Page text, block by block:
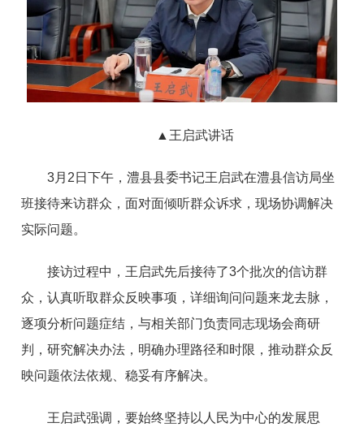
▲ 王启武讲话
3月2日下午，澧县县委书记王启武在澧县信访局坐
班接待来访群众，面对面倾听群众诉求，现场协调解决
实际问题。
接访过程中，王启武先后接待了3个批次的信访群
众，认真听取群众反映事项，详细询问问题来龙去脉，
逐项分析问题症结，与相关部门负责同志现场会商研
判，研究解决办法，明确办理路径和时限，推动群众反
映问题依法依规、稳妥有序解决。
王启武强调，要始终坚持以人民为中心的发展思